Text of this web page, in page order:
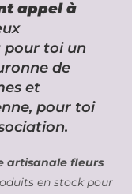
appel à
pour toi un
de
et
pour toi
artisanale fleurs
en stock pour